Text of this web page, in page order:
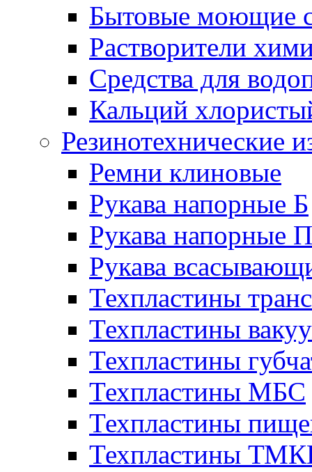
Бытовые моющие
Растворители
Средства для
Кальций
Резинотехнические
Ремни клиновые
Рукава напорные Б
Рукава напорные П
Рукава
Техпластины
Техпластины
Техпластины
Техпластины МБС
Техпластины
Техпластины